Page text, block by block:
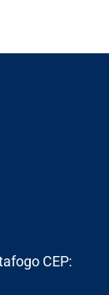
CEP: